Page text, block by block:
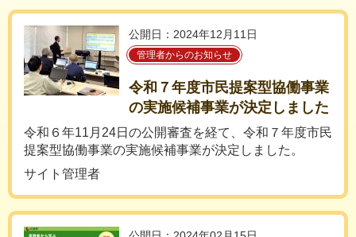
公開日：2024年12月11日
管理者からのお知らせ
令和７年度市民提案型協働事業
の実施候補事業が決定しました
令和６年11月24日の公開審査を経て、令和７年度市民
提案型協働事業の実施候補事業が決定しました。
サイト管理者